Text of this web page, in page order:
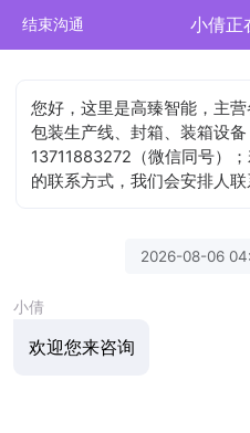
结束沟通 小倩正
您好，这里是高臻智能，主
包装生产线、封箱、装箱设
13711883272（微信同号）
的联系方式，我们会安排人联
2026-08-06
小倩
欢迎您来咨询